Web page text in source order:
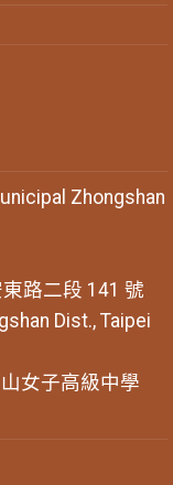
Zhongshan
路二段 141 號
Dist., Taipei
女子高級中學